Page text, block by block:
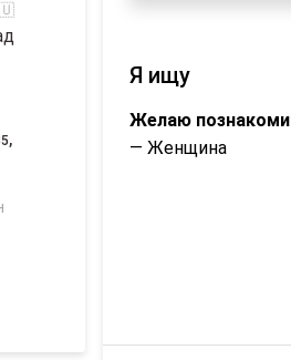
Я ищу
Желаю
— Женщина
,